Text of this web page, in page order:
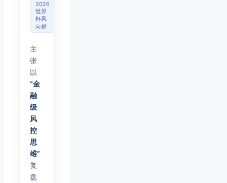
2026
世界
杯风
向标
主
张
以
“金
融
级
风
控
思
维”
复
盘